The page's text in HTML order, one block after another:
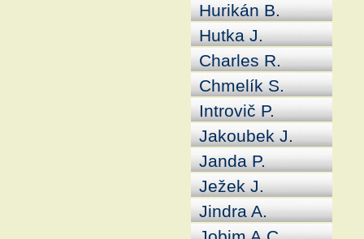
Hurikán B.
Hutka J.
Charles R.
Chmelík S.
Introvič P.
Jakoubek J.
Janda P.
Ježek J.
Jindra A.